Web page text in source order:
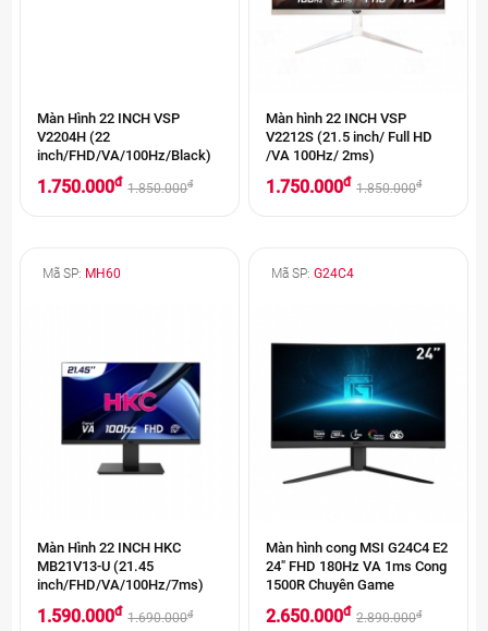
Màn Hình 22 INCH VSP
V2204H (22
inch/FHD/VA/100Hz/Black)
1.750.000đ 1.850.000đ
Màn hình 22 INCH VSP
V2212S (21.5 inch/ Full HD
/VA 100Hz/ 2ms)
1.750.000đ 1.850.000đ
Mã SP: MH60
Màn Hình 22 INCH HKC
MB21V13-U (21.45
inch/FHD/VA/100Hz/7ms)
1.590.000đ 1.690.000đ
Mã SP: G24C4
Màn hình cong MSI G24C4 E2
24" FHD 180Hz VA 1ms Cong
1500R Chuyên Game
2.650.000đ 2.890.000đ